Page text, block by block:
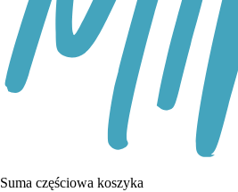
Suma częściowa koszyka